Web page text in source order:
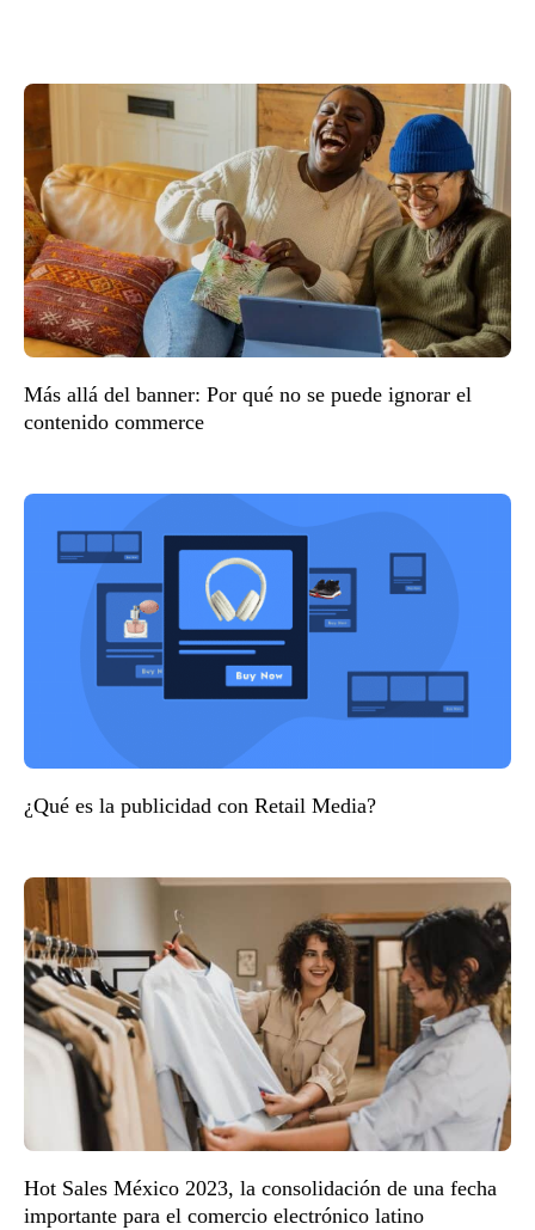
Más allá del banner: Por qué no se puede ignorar el
contenido commerce
¿Qué es la publicidad con Retail Media?
Hot Sales México 2023, la consolidación de una fecha
importante para el comercio electrónico latino